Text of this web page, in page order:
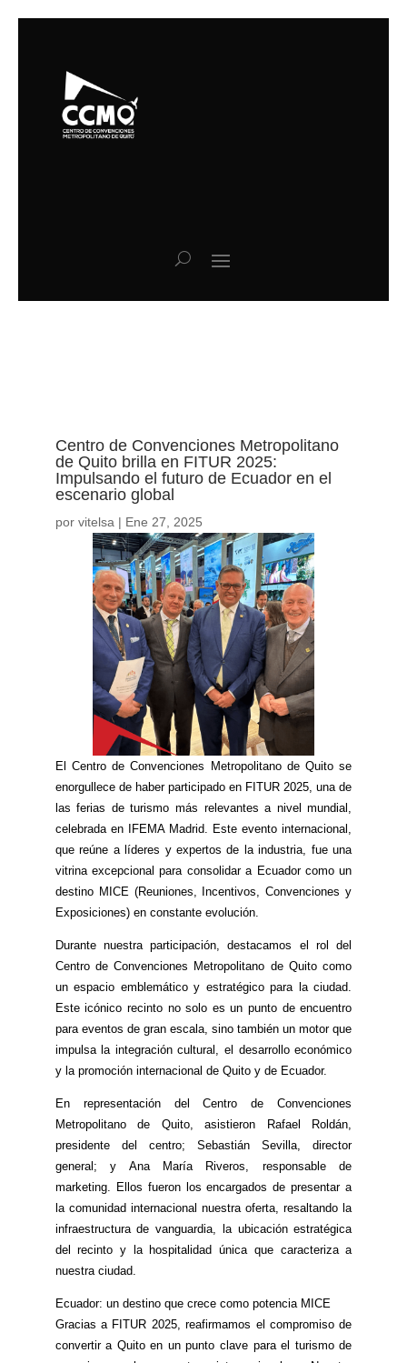
Centro de Convenciones Metropolitano
de Quito brilla en FITUR 2025:
Impulsando el futuro de Ecuador en el
escenario global
por vitelsa | Ene 27, 2025
El Centro de Convenciones Metropolitano de Quito se
enorgullece de haber participado en FITUR 2025, una de
las ferias de turismo más relevantes a nivel mundial,
celebrada en IFEMA Madrid. Este evento internacional,
que reúne a líderes y expertos de la industria, fue una
vitrina excepcional para consolidar a Ecuador como un
destino MICE (Reuniones, Incentivos, Convenciones y
Exposiciones) en constante evolución.
Durante nuestra participación, destacamos el rol del
Centro de Convenciones Metropolitano de Quito como
un espacio emblemático y estratégico para la ciudad.
Este icónico recinto no solo es un punto de encuentro
para eventos de gran escala, sino también un motor que
impulsa la integración cultural, el desarrollo económico
y la promoción internacional de Quito y de Ecuador.
En representación del Centro de Convenciones
Metropolitano de Quito, asistieron Rafael Roldán,
presidente del centro; Sebastián Sevilla, director
general; y Ana María Riveros, responsable de
marketing. Ellos fueron los encargados de presentar a
la comunidad internacional nuestra oferta, resaltando la
infraestructura de vanguardia, la ubicación estratégica
del recinto y la hospitalidad única que caracteriza a
nuestra ciudad.
Ecuador: un destino que crece como potencia MICE
Gracias a FITUR 2025, reafirmamos el compromiso de
convertir a Quito en un punto clave para el turismo de